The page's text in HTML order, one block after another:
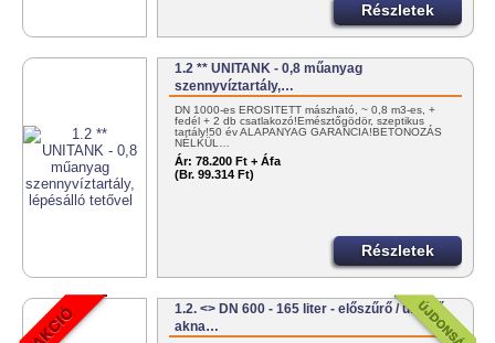
Részletek
1.2 ** UNITANK - 0,8 műanyag
szennyvíztartály,…
DN 1000-es ERŐSÍTETT mászható, ~ 0,8 m3-es, +
fedél + 2 db csatlakozó!Emésztőgödör, szeptikus
tartály!50 év ALAPANYAG GARANCIA!BETONOZÁS
NÉLKÜL…
Ár: 78.200 Ft + Áfa
(Br. 99.314 Ft)
Részletek
1.2. <> DN 600 - 165 liter - előszűrő / ülepítő
akna…